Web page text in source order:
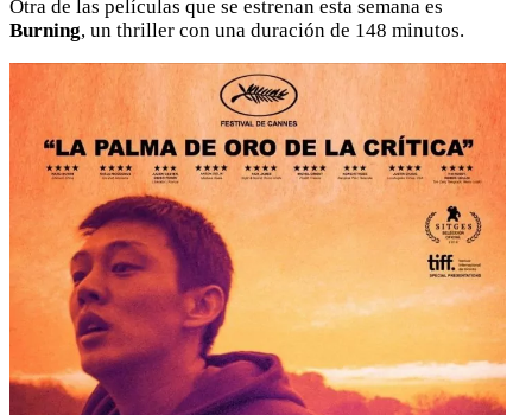
Otra de las películas que se estrenan esta semana es
Burning, un thriller con una duración de 148 minutos.